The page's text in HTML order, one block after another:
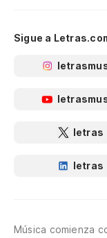
Sigue a
letras
letras
Música comienza